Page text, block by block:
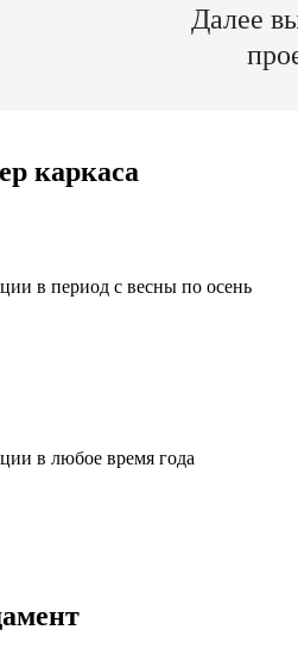
Далее
каркаса
в период с весны по осень
в любое время года